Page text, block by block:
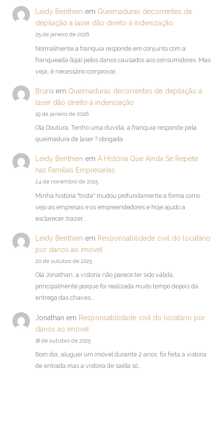
Leidy Benthien em Queimaduras decorrentes de
depilação a laser dão direito à indenização
25 de janeiro de 2026
Normalmente a franquia responde em conjunto com a
franqueada (loja) pelos danos causados aos consumidores. Mas
veja, é necessário comprovar…
Bruna em Queimaduras decorrentes de depilação a
laser dão direito à indenização
19 de janeiro de 2026
Ola Doutura, Tenho uma duvida, a franquia responde pela
queimadura de laser ? obrigada
Leidy Benthien em A História Que Ainda Se Repete
nas Famílias Empresárias
24 de novembro de 2025
Minha história "triste" mudou profundamente a forma como
vejo as empresas e os empreendedores e hoje ajudo a
esclarecer, trazer…
Leidy Benthien em Responsabilidade civil do locatário
por danos ao imóvel
20 de outubro de 2025
Olá Jonathan, a vistoria não parece ter sido válida,
principalmente porque foi realizada muito tempo depois da
entrega das chaves.…
Jonathan em Responsabilidade civil do locatário por
danos ao imóvel
18 de outubro de 2025
Bom dia, aluguei um imóvel durante 2 anos, foi feita a vistoria
de entrada mas a vistoria de saída só…